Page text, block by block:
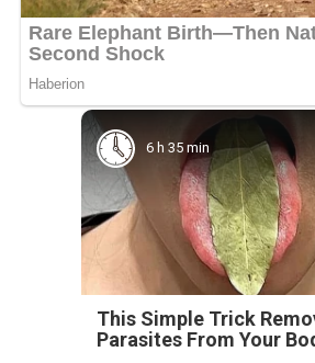
6 h 35 min
This Simple Trick
Parasites From Your